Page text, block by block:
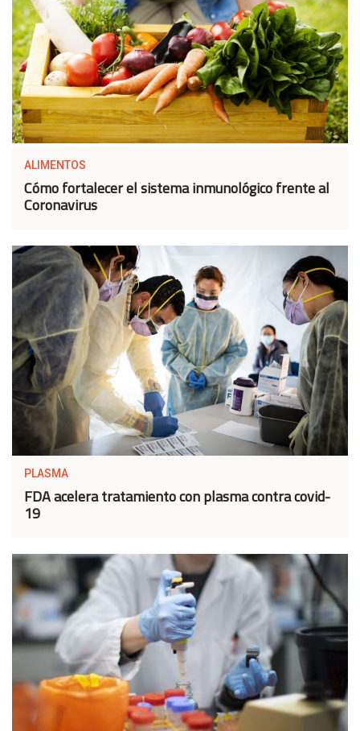
ALIMENTOS
Cómo fortalecer el sistema inmunológico frente al
Coronavirus
PLASMA
FDA acelera tratamiento con plasma contra covid-
19